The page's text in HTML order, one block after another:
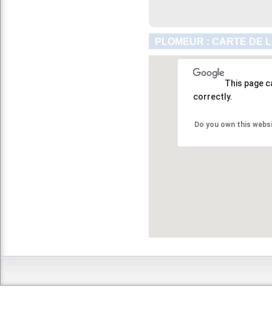
PLOMEUR : CARTE DE
This page
correctly.
Do you own this